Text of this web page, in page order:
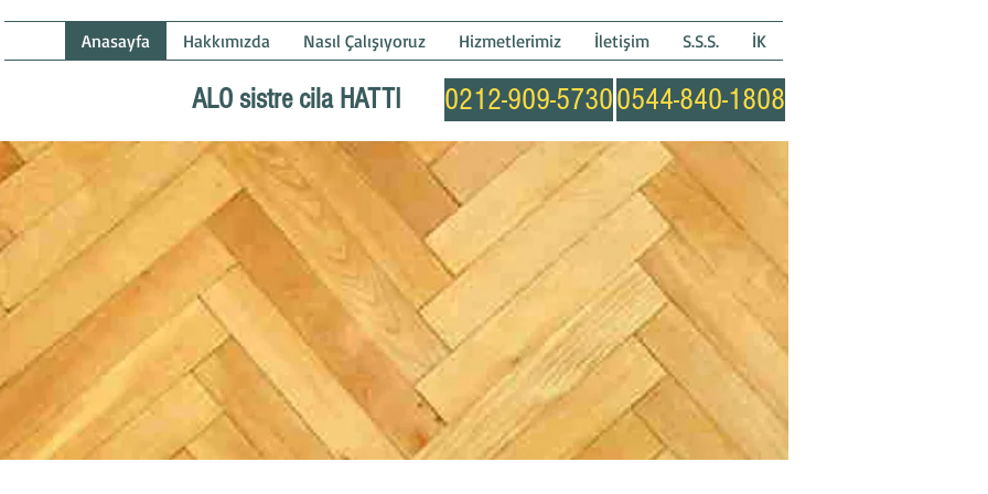
Anasayfa Hakkımızda Nasıl Çalışıyoruz Hizmetlerimiz İletişim S.S.S. İK
ALO sistre cila HATTI 0212-909-57300544-840-1808